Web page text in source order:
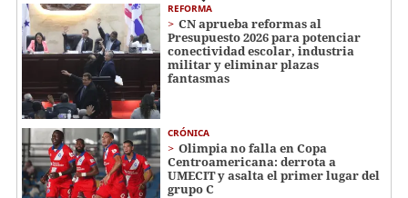
REFORMA
CN aprueba reformas al
Presupuesto 2026 para potenciar
conectividad escolar, industria
militar y eliminar plazas
fantasmas
CRÓNICA
Olimpia no falla en Copa
Centroamericana: derrota a
UMECIT y asalta el primer lugar del
grupo C